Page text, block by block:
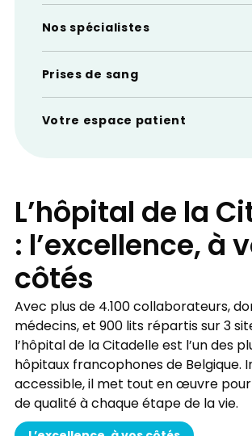
Nos spécialistes
Prises de sang
Votre espace patient
L’hôpital de la
: l’excellence, à
côtés
Avec plus de 4.100 collaborateurs,
médecins, et 900 lits répartis sur 3
l’hôpital de la Citadelle est l’un des
hôpitaux francophones de Belgique.
accessible, il met tout en œuvre
de qualité à chaque étape de la vie.